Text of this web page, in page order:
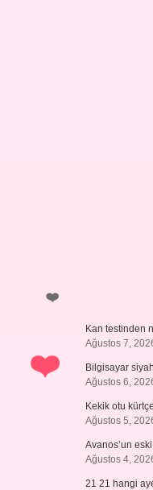
Kan testinden
Ağustos 7,
Bilgisayar
Ağustos 6,
Kekik otu
Ağustos 5,
Avanos’un
Ağustos 4,
21 21 hangi